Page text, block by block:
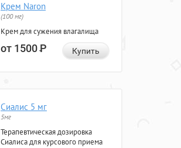
Крем Naron
(100 мг)
Крем для сужения влагалища
от 1500Р Купить
Сиалис 5 мг
5мг
Терапевтическая дозировка
Сиалиса для курсового приема